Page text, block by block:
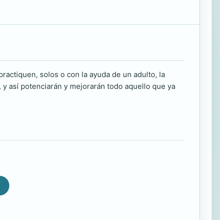
solos o con la ayuda de un adulto, la
así potenciarán y mejorarán todo aquello que ya